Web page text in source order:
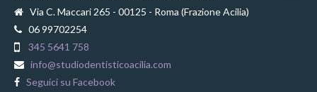
Via C. Maccari 265 - 00125 - Roma (Frazione Acilia)
06 99702254
345 5641 758
info@studiodentisticoacilia.com
Seguici su Facebook